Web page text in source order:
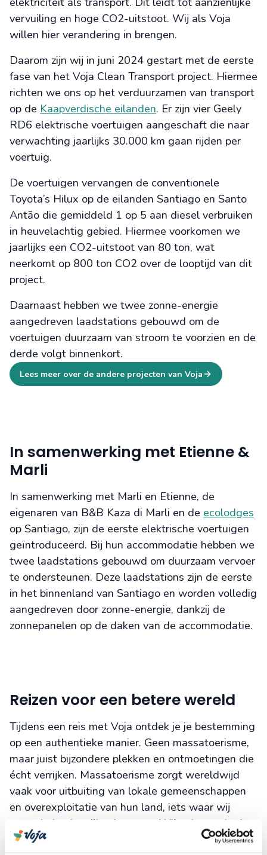
vervuiling en hoge CO2-uitstoot. Wij als Voja
willen hier verandering in brengen.
Daarom zijn wij in juni 2024 gestart met de eerste
fase van het Voja Clean Transport project. Hiermee
richten we ons op het verduurzamen van transport
op de Kaapverdische eilanden. Er zijn vier Geely
RD6 elektrische voertuigen aangeschaft die naar
verwachting jaarlijks 30.000 km gaan rijden per
voertuig.
De voertuigen vervangen de conventionele
Toyota’s Hilux op de eilanden Santiago en Santo
Antão die gemiddeld 1 op 5 aan diesel verbruiken
in heuvelachtig gebied. Hiermee voorkomen we
jaarlijks een CO2-uitstoot van 80 ton, wat
neerkomt op 800 ton CO2 over de looptijd van dit
project.
Daarnaast hebben we twee zonne-energie
aangedreven laadstations gebouwd om de
voertuigen duurzaam van stroom te voorzien en de
derde volgt binnenkort.
Lees meer over de andere projecten van Voja
In samenwerking met Etienne &
Marli
In samenwerking met Marli en Etienne, de
eigenaren van B&B Kaza di Marli en de ecolodges
op Santiago, zijn de eerste elektrische voertuigen
geïntroduceerd. Bij hun accommodatie hebben we
twee laadstations gebouwd om duurzaam vervoer
te ondersteunen. Deze laadstations zijn de eerste
in het binnenland van Santiago en worden volledig
aangedreven door zonne-energie, dankzij de
zonnepanelen op de daken van de accommodatie.
Reizen voor een betere wereld
Tijdens een reis met Voja ontdek je je bestemming
op een authentieke manier. Geen massatoerisme,
maar juist bijzondere plekken en ontmoetingen die
écht verrijken. Massatoerisme zorgt wereldwijd
vaak voor uitbuiting van lokale gemeenschappen
en overexploitatie van hun land, iets waar wij
verandering in willen brengen. Wij geloven dat het
anders kan én moet! Deze visie maakt onze reizen